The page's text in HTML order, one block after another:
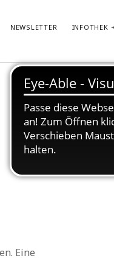
NEWSLETTER INFOTHEK
Eine